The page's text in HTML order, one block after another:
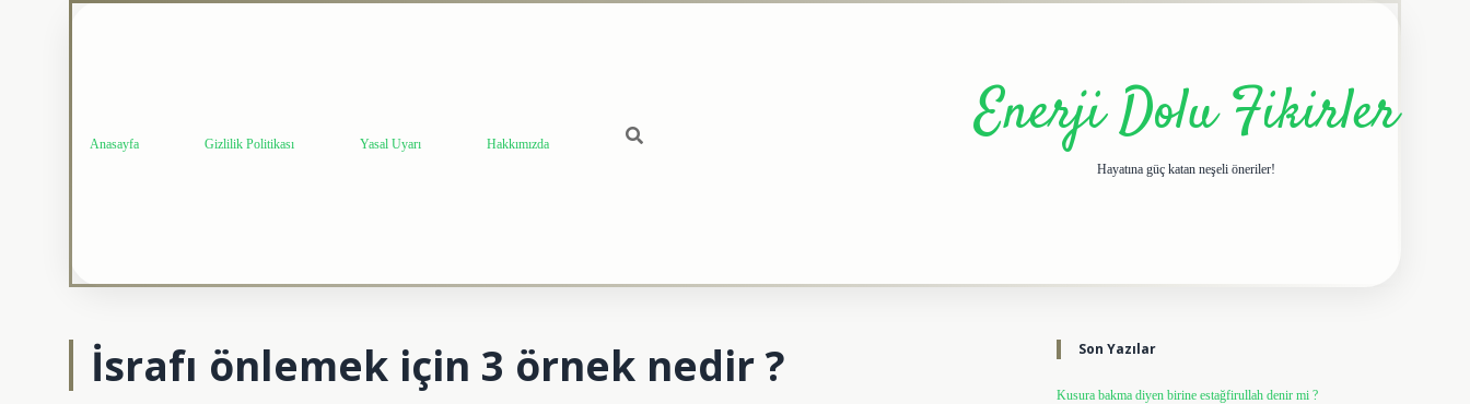
Anasayfa Gizlilik Politikası Yasal Uyarı Hakkımızda Enerji Dolu Fikirler
Hayatına güç katan neşeli öneriler!
İsrafı önlemek için 3 örnek nedir ?
Sidebar
Son Yazılar
Kusura bakma diyen birine estağfirullah denir mi ?